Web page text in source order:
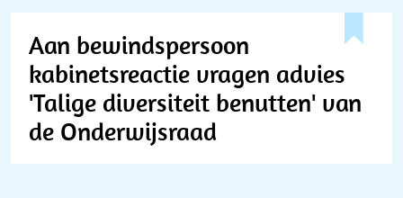
Aan bewindspersoon
kabinetsreactie vragen advies
'Talige diversiteit benutten' van
de Onderwijsraad